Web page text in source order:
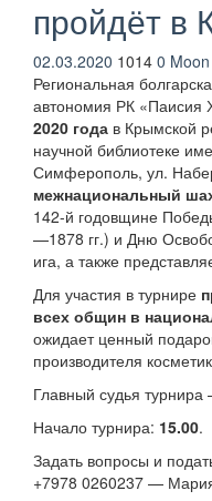
пройдёт в
02.03.2020 1014 0
Региональная
автономия РК «Паисия
2020 года в Крымской
научной библиотеке
Симферополь, ул.
межнациональный
142-й годовщине
—1878 гг.) и Дню
ига, а также
Для участия в турнире
всех общин в
ожидает ценный
производителя
Главный судья
Начало турнира: 15.00.
Задать вопросы и
+7978 0260237 —